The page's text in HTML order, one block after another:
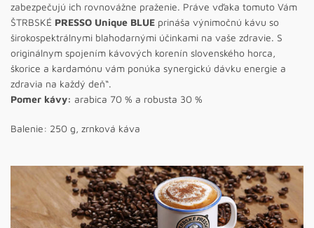
zabezpečujú ich rovnovážne praženie. Práve vďaka tomuto Vám
ŠTRBSKÉ PRESSO Unique BLUE prináša výnimočnú kávu so
širokospektrálnymi blahodarnými účinkami na vaše zdravie. S
originálnym spojením kávových korenín slovenského horca,
škorice a kardamónu vám ponúka synergickú dávku energie a
zdravia na každý deň“.
Pomer kávy: arabica 70 % a robusta 30 %
Balenie: 250 g, zrnková káva